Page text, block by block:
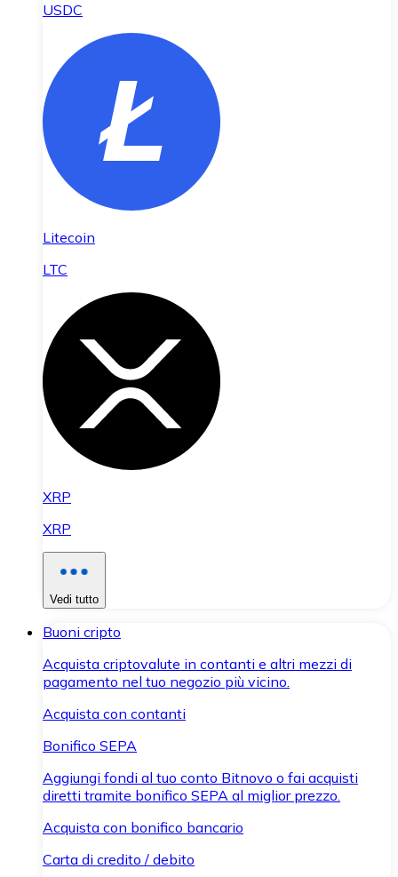
USDC
Litecoin
LTC
XRP
XRP
Vedi tutto
Buoni cripto
Acquista criptovalute in contanti e altri mezzi di
pagamento nel tuo negozio più vicino.
Acquista con contanti
Bonifico SEPA
Aggiungi fondi al tuo conto Bitnovo o fai acquisti
diretti tramite bonifico SEPA al miglior prezzo.
Acquista con bonifico bancario
Carta di credito / debito